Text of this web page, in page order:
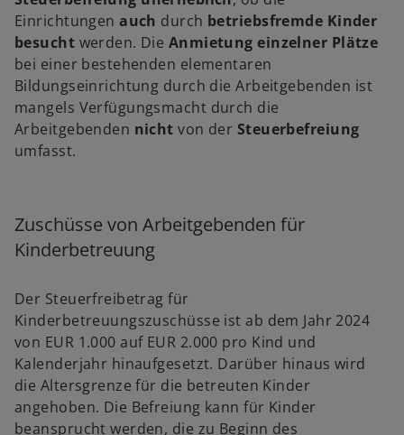
Einrichtungenauch durch betriebsfremde Kinder
besucht werden. Die Anmietung einzelner Plätze
bei einer bestehenden elementaren
Bildungseinrichtung durch die Arbeitgebenden ist
mangels Verfügungsmacht durch die
Arbeitgebenden nicht von der Steuerbefreiung
umfasst.
Zuschüsse von Arbeitgebenden für
Kinderbetreuung
Der Steuerfreibetrag für
Kinderbetreuungszuschüsse ist ab dem Jahr 2024
von EUR 1.000 auf EUR 2.000 pro Kind und
Kalenderjahr hinaufgesetzt. Darüber hinaus wird
die Altersgrenze für die betreuten Kinder
angehoben. Die Befreiung kann für Kinder
beansprucht werden, die zu Beginn des